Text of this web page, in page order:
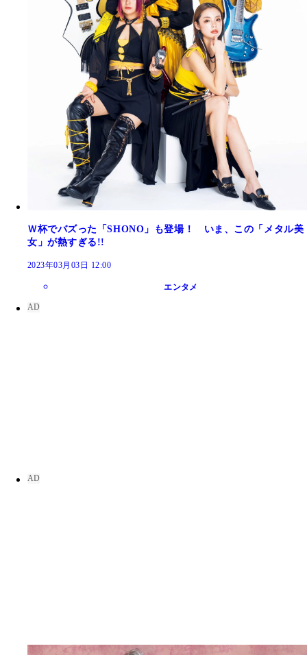
Ｗ杯でバズった「SHONO」も登場！ いま、この「メタル美
女」が熱すぎる!!
2023年03月03日 12:00
エンタメ